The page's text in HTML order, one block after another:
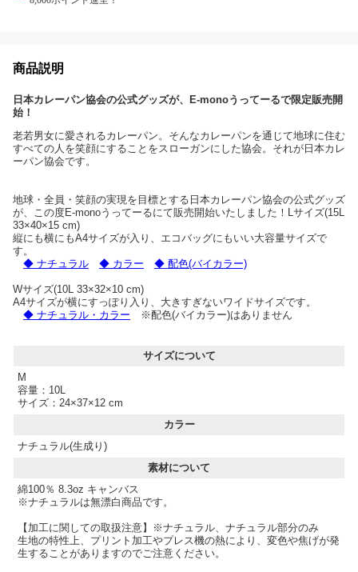
商品説明
日本カレーパン協会の公式グッズが、E-monoうってーるで限定販売開
始！
老若男女に愛されるカレーパン。そんなカレーパンを通じて地球に住む
すべての人を笑顔にすることをスローガンにした協会。それが日本カレ
ーパン協会です。
地球・全員・笑顔の実現を目標とする日本カレーパン協会の公式グッズ
が、この度E-monoうってーるにて販売開始いたしました！Lサイズ(15L
33×40×15 cm)
縦にも横にもA4サイズが入り、エコバッグにもいい大容量サイズで
す。
◆ ナチュラル
◆ カラー ◆ 配色(バイカラー)
Wサイズ(10L 33×32×10 cm)
A4サイズが横にすっぽり入り、大きすぎないワイドサイズです。
◆ ナチュラル・カラー ※配色(バイカラー)はありません
サイズについて
M
容量：10L
サイズ：24×37×12 cm
カラー
ナチュラル(生成り)
素材について
綿100％ 8.3oz キャンバス
※ナチュラルは無漂白商品です。
【加工に関しての取扱注意】※ナチュラル、ナチュラル部分のみ
生地の特性上、プリント加工やプレス機の熱により、変色や焦げが発
生することがありますのでご注意ください。